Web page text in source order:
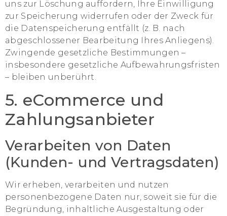
uns zur Löschung auffordern, Ihre Einwilligung
zur Speicherung widerrufen oder der Zweck für
die Datenspeicherung entfällt (z. B. nach
abgeschlossener Bearbeitung Ihres Anliegens).
Zwingende gesetzliche Bestimmungen –
insbesondere gesetzliche Aufbewahrungsfristen
– bleiben unberührt.
5. eCommerce und
Zahlungs­anbieter
Verarbeiten von Daten
(Kunden- und Vertragsdaten)
Wir erheben, verarbeiten und nutzen
personenbezogene Daten nur, soweit sie für die
Begründung, inhaltliche Ausgestaltung oder